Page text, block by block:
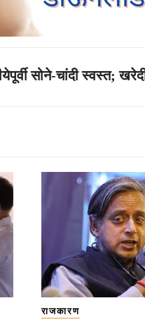
सोने-चांदी स्वस्त;
राजकारण